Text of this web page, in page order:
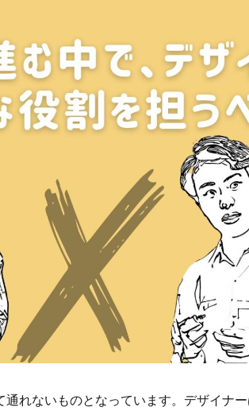
れないものとなっています。デザイナ